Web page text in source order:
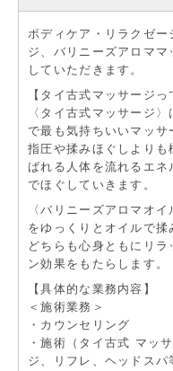
ボディケア・リラクゼ
ジ、バリニーズアロマ
していただきます。
【タイ古式マッサージっ
〈タイ古式マッサージ
で最も気持ちいいマッサ
指圧や揉みほぐしより
ばれる人体を流れるエ
でほぐしていきます。
〈バリニーズアロマオ
をゆっくりとオイルで揉
どちらも心身ともにリ
ン効果をもたらします。
【具体的な業務内容】
＜施術業務＞
・カウンセリング
・施術（タイ古式 マッ
ジ、リフレ、ヘッドスパ